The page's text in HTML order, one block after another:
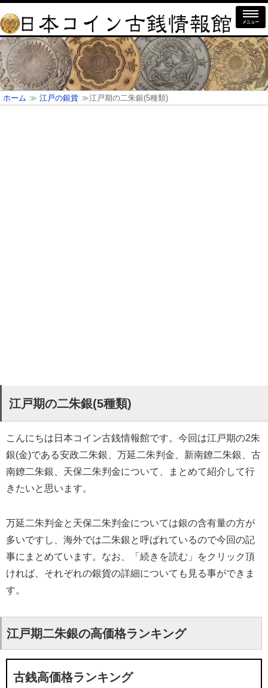
メニュー
ホーム ≫ 江戸の銀貨 ≫江戸期の二朱銀(5種類)
江戸期の二朱銀(5種類)
こんにちは日本コイン古銭情報館です。今回は江戸期の2朱
銀(金)である安政二朱銀、万延二朱判金、新南鐐二朱銀、古
南鐐二朱銀、天保二朱判金について、まとめて紹介して行
きたいと思います。
万延二朱判金と天保二朱判金については銀の含有量の方が
多いですし、海外では二朱銀と呼ばれているので今回の記
事にまとめています。なお、「続きを読む」をクリック頂
ければ、それぞれの銀貨の詳細についても見る事ができま
す。
江戸期二朱銀の高価格ランキング
古銭高価格ランキング